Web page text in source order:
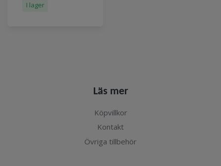
I lager
Läs mer
Köpvillkor
Kontakt
Övriga tillbehör